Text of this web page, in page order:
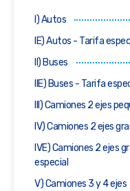
I) Autos
IE) Autos - Tarifa
II) Buses
IIE) Buses - Tarifa
III) Camiones 2 ejes
IV) Camiones 2 ejes
IVE) Camiones 2 ejes
especial
V) Camiones 3 y 4 ejes